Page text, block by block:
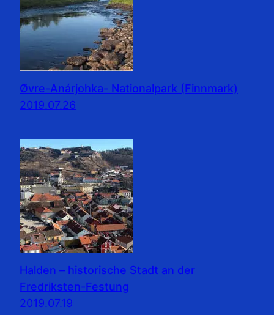
Øvre-Anárjohka- Nationalpark (Finnmark)
2019.07.26
Halden – historische Stadt an der
Fredriksten-Festung
2019.07.19